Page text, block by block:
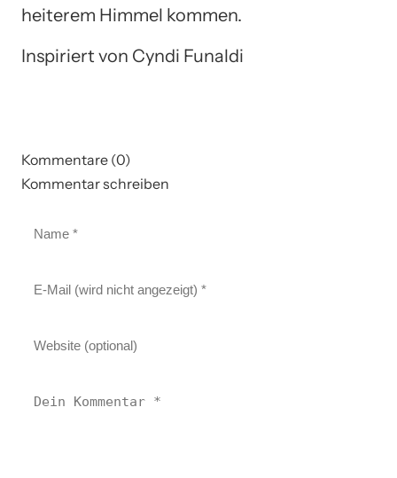
heiterem Himmel kommen.
Inspiriert von Cyndi Funaldi
Kommentare (0)
Kommentar schreiben